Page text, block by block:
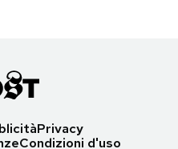
Privacy
Condizioni d'uso